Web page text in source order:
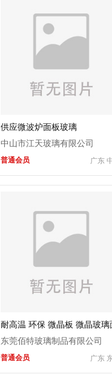
供应微波炉面板玻璃
中山市江天玻璃有限公司
广东
普通会员
耐高温 环保 微晶板 微晶玻璃
板 麻面/光面 加工定制
东莞佰特玻璃制品有限公司
广东
普通会员